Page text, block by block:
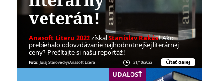
veterán!
Anasoft Literu 2022získalStanislav Rakús! Ako
prebiehalo odovzdávanie najhodnotnejšej literárnej
ceny? Prečítajte si našu reportáž!
31/10/2022 Čítať ďalej
Foto: Juraj Starovecký/Anasoft Litera
UDALOSŤ